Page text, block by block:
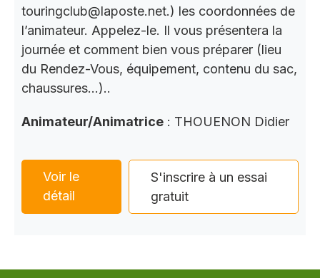
touringclub@laposte.net.) les coordonnées de
l’animateur. Appelez-le. Il vous présentera la
journée et comment bien vous préparer (lieu
du Rendez-Vous, équipement, contenu du sac,
chaussures…)..
Animateur/Animatrice : THOUENON Didier
Voir le
détail
S'inscrire à un essai
gratuit